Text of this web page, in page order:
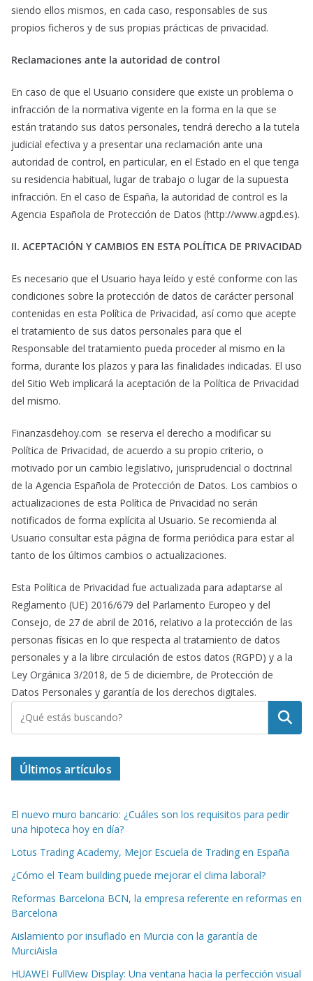
siendo ellos mismos, en cada caso, responsables de sus
propios ficheros y de sus propias prácticas de privacidad.
Reclamaciones ante la autoridad de control
En caso de que el Usuario considere que existe un problema o
infracción de la normativa vigente en la forma en la que se
están tratando sus datos personales, tendrá derecho a la tutela
judicial efectiva y a presentar una reclamación ante una
autoridad de control, en particular, en el Estado en el que tenga
su residencia habitual, lugar de trabajo o lugar de la supuesta
infracción. En el caso de España, la autoridad de control es la
Agencia Española de Protección de Datos (http://www.agpd.es).
II. ACEPTACIÓN Y CAMBIOS EN ESTA POLÍTICA DE PRIVACIDAD
Es necesario que el Usuario haya leído y esté conforme con las
condiciones sobre la protección de datos de carácter personal
contenidas en esta Política de Privacidad, así como que acepte
el tratamiento de sus datos personales para que el
Responsable del tratamiento pueda proceder al mismo en la
forma, durante los plazos y para las finalidades indicadas. El uso
del Sitio Web implicará la aceptación de la Política de Privacidad
del mismo.
Finanzasdehoy.com se reserva el derecho a modificar su
Política de Privacidad, de acuerdo a su propio criterio, o
motivado por un cambio legislativo, jurisprudencial o doctrinal
de la Agencia Española de Protección de Datos. Los cambios o
actualizaciones de esta Política de Privacidad no serán
notificados de forma explícita al Usuario. Se recomienda al
Usuario consultar esta página de forma periódica para estar al
tanto de los últimos cambios o actualizaciones.
Esta Política de Privacidad fue actualizada para adaptarse al
Reglamento (UE) 2016/679 del Parlamento Europeo y del
Consejo, de 27 de abril de 2016, relativo a la protección de las
personas físicas en lo que respecta al tratamiento de datos
personales y a la libre circulación de estos datos (RGPD) y a la
Ley Orgánica 3/2018, de 5 de diciembre, de Protección de
Datos Personales y garantía de los derechos digitales.
Buscar
Últimos artículos
El nuevo muro bancario: ¿Cuáles son los requisitos para pedir
una hipoteca hoy en día?
Lotus Trading Academy, Mejor Escuela de Trading en España
¿Cómo el Team building puede mejorar el clima laboral?
Reformas Barcelona BCN, la empresa referente en reformas en
Barcelona
Aislamiento por insuflado en Murcia con la garantía de
MurciAisla
HUAWEI FullView Display: Una ventana hacia la perfección visual